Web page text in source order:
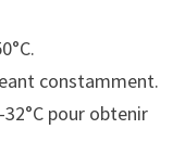
constamment.
pour obtenir